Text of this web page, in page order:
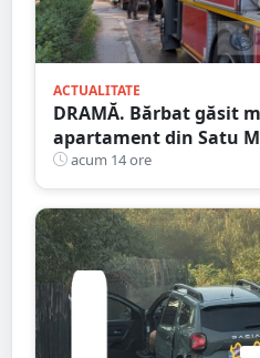
ACTUALITATE
DRAMĂ. Bărbat găsit
apartament din Satu
spart ușa
acum 14 ore